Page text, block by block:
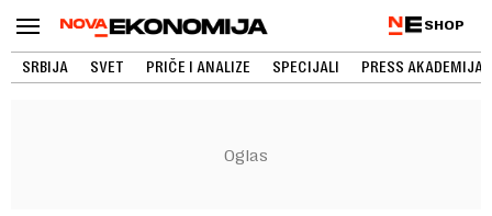
SHOP
SRBIJA SVET PRIČE I ANALIZE SPECIJALI PRESS AKADEMIJA